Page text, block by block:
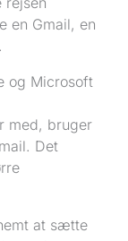
en Gmail, en
og Microsoft
med, bruger
Det
at sætte